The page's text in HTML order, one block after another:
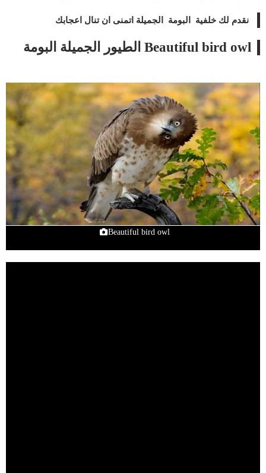
نقدم لك خلفية البومة الجميلة اتمنى ان تنال اعجابك
Beautiful bird owl الطيور الجميلة البومة
Beautiful bird owl